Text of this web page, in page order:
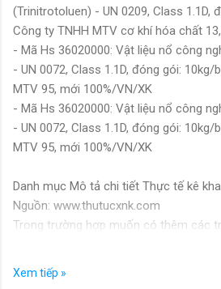
(Trinitrotoluen) - UN 0209, Class 1.1D,
Công ty TNHH MTV cơ khí hóa chất
- Mã Hs 36020000: Vật liệu nổ công
- UN 0072, Class 1.1D, đóng gói: 10kg/
MTV 95, mới 100%/VN/XK
- Mã Hs 36020000: Vật liệu nổ công
- UN 0072, Class 1.1D, đóng gói: 10kg/
MTV 95, mới 100%/VN/XK
Danh mục Mô tả chi tiết Thực tế kê
Nguồn: www.thutucxnk.com
Trong trường hợp muốn có thêm các
Xem tiếp »